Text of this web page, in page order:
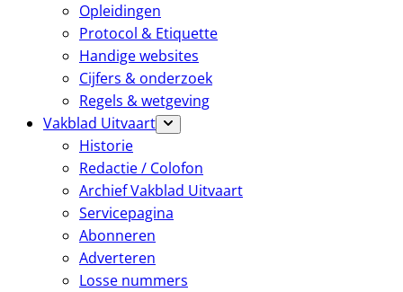
Opleidingen
Protocol & Etiquette
Handige websites
Cijfers & onderzoek
Regels & wetgeving
Vakblad Uitvaart
Historie
Redactie / Colofon
Archief Vakblad Uitvaart
Servicepagina
Abonneren
Adverteren
Losse nummers